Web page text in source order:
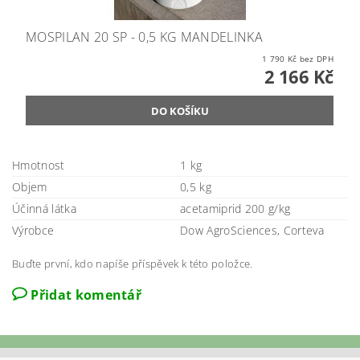
MOSPILAN 20 SP - 0,5 KG MANDELINKA
1 790 Kč bez DPH
2 166 Kč
Hmotnost
1 kg
Objem
0,5 kg
Účinná látka
acetamiprid 200 g/kg
Výrobce
Dow AgroSciences, Corteva
Buďte první, kdo napíše příspěvek k této položce.
Přidat komentář